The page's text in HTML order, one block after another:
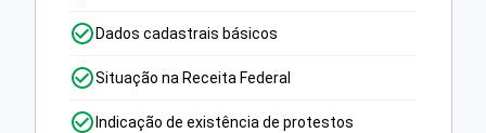
Dados cadastrais básicos
Situação na Receita Federal
Indicação de existência de protestos